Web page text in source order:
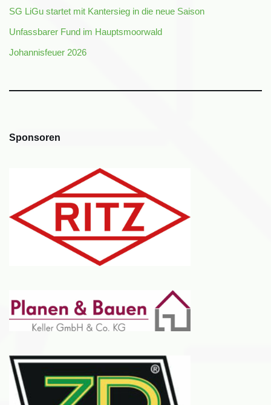
SG LiGu startet mit Kantersieg in die neue Saison
Unfassbarer Fund im Hauptsmoorwald
Johannisfeuer 2026
Sponsoren